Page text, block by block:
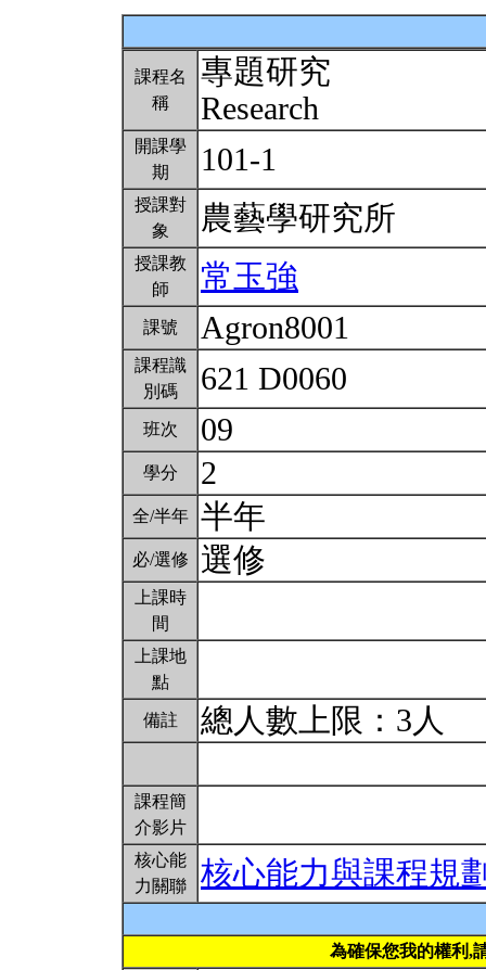
課程名
稱
專題研究
Research
開課學
期
101-1
授課對
象
農藝學研究所
授課教
師
常玉強
課號 Agron8001
課程識
別碼
621 D0060
班次 09
學分 2
全/半年 半年
必/選修 選修
上課時
間
上課地
點
備註 總人數上限：3人
課程簡
介影片
核心能
力關聯
核心能力與課程規
為確保您我的權利,